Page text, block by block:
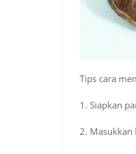
Tips cara
1. Siapkan
2. Masukkan